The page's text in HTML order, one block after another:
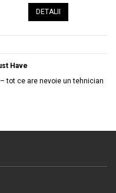
DETALII
Have
tot ce are nevoie un tehnician